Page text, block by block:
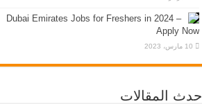
Dubai Emirates Jobs for Freshers in 2024 –
Apply Now
10 مارس، 2023
احدث المقالات